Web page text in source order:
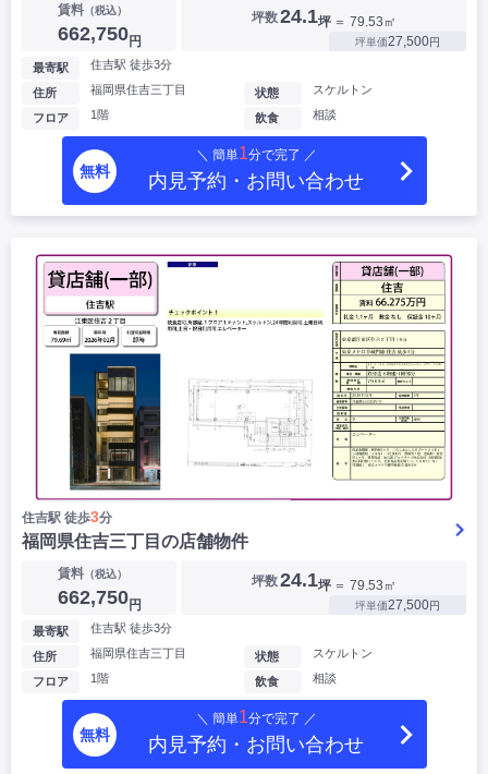
賃料（税込）
662,750円
坪数24.1坪 ＝ 79.53㎡
坪単価27,500円
最寄駅 住吉駅 徒歩3分
住所 福岡県住吉三丁目
フロア 1階
状態 スケルトン
飲食 相談
無料
＼ 簡単1分で完了 ／
内見予約・お問い合わせ
住吉駅 徒歩3分
福岡県住吉三丁目の店舗物件
賃料（税込）
662,750円
坪数24.1坪 ＝ 79.53㎡
坪単価27,500円
最寄駅 住吉駅 徒歩3分
住所 福岡県住吉三丁目
フロア 1階
状態 スケルトン
飲食 相談
無料
＼ 簡単1分で完了 ／
内見予約・お問い合わせ